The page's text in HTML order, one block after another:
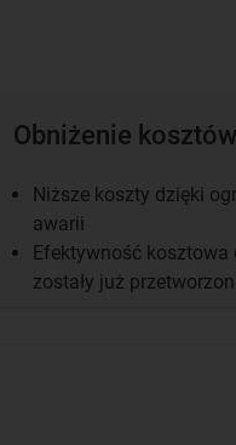
Obniżenie kosztów
Niższe koszty dzięki
awarii
Efektywność
zostały już